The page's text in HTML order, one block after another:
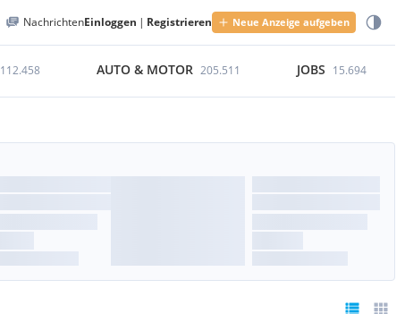
NachrichtenEinloggen | Registrieren Neue Anzeige aufgeben
112.458 AUTO & MOTOR 205.511 JOBS 15.694